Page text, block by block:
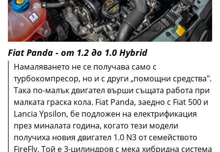
Fiat Panda - от 1.2 до 1.0 Hybrid
Намаляването не се получава само с
турбокомпресор, но и с други „помощни средства".
Така по-малък двигател върши същата работа при
малката граска кола. Fiat Panda, заедно с Fiat 500 и
Lancia Ypsilon, бе подложен на електрификация
през миналата година, когато тези модели
получиха новия двигател 1.0 N3 от семейството
FireFly. Той е 3-цилиндров с мека хибридна система